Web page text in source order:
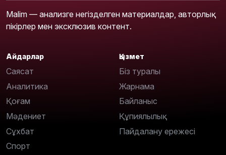
Malim — анализге негізделген материалдар, авторлық
пікірлер мен эксклюзив контент.
Айдарлар
Саясат
Аналитика
Қоғам
Мәдениет
Сұхбат
Спорт
Қызмет
Біз туралы
Жарнама
Байланыс
Құпиялылық
Пайдалану ережесі